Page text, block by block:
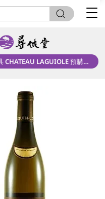
法國百年手工刀具 CHATEAU LAGUIOLE 預購中！